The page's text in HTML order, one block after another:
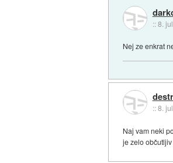
::8.
Nej ze enkrat
::8.
Naj vam neki
je zelo